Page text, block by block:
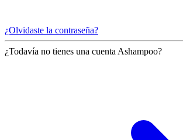
¿Olvidaste la contraseña?
¿Todavía no tienes una cuenta Ashampoo?